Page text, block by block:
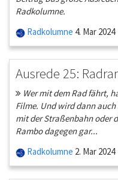
Radkolumne.
Radkolumne 4. Mar 2024
Ausrede 25:
Wer mit dem Rad fährt,
Filme. Und wird dann auch
mit der Straßenbahn oder
Rambo dagegen gar...
Radkolumne 2. Mar 2024